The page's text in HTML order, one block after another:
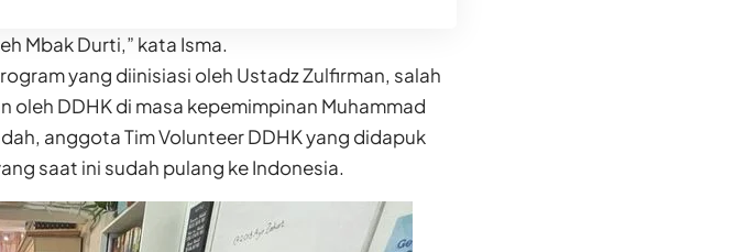
Mbak Durti,” kata Isma.
yang diinisiasi oleh Ustadz Zulfirman, salah
DDHK di masa kepemimpinan Muhammad
anggota Tim Volunteer DDHK yang didapuk
saat ini sudah pulang ke Indonesia.